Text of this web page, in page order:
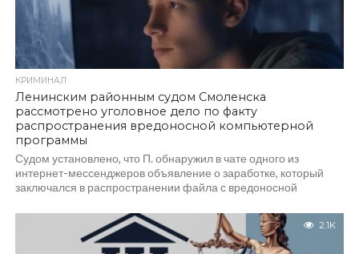
КРИМИНАЛ
Ленинским районным судом Смоленска
рассмотрено уголовное дело по факту
распространения вредоносной компьютерной
программы
Судом установлено, что П. обнаружил в чате одного из
интернет-мессенджеров объявление о заработке, который
заключался в распространении файла с вредоносной
2.1K